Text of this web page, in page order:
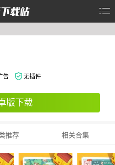
告 无插件
版下载
推荐 相关合集